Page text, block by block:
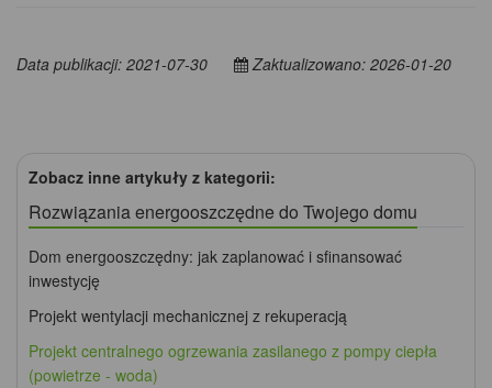
Data publikacji: 2021-07-30 Zaktualizowano: 2026-01-20
Zobacz inne artykuły z kategorii:
Rozwiązania energooszczędne do Twojego domu
Dom energooszczędny: jak zaplanować i sfinansować
inwestycję
Projekt wentylacji mechanicznej z rekuperacją
Projekt centralnego ogrzewania zasilanego z pompy ciepła
(powietrze - woda)